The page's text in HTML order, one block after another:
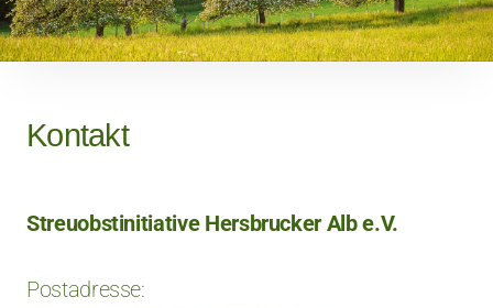
Kontakt
Streuobstinitiative Hersbrucker Alb e.V.
Postadresse: